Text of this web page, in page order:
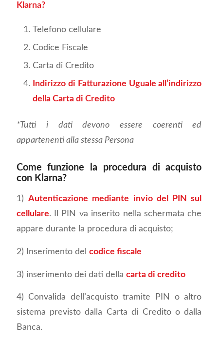
Klarna?
Telefono cellulare
Codice Fiscale
Carta di Credito
Indirizzo di Fatturazione Uguale all’indirizzo
della Carta di Credito
*Tutti i dati devono essere coerenti ed
appartenenti alla stessa Persona
Come funzione la procedura di acquisto
con Klarna?
1) Autenticazione mediante invio del PIN sul
cellulare. Il PIN va inserito nella schermata che
appare durante la procedura di acquisto;
2) Inserimento del codice fiscale
3) inserimento dei dati della carta di credito
4) Convalida dell’acquisto tramite PIN o altro
sistema previsto dalla Carta di Credito o dalla
Banca.